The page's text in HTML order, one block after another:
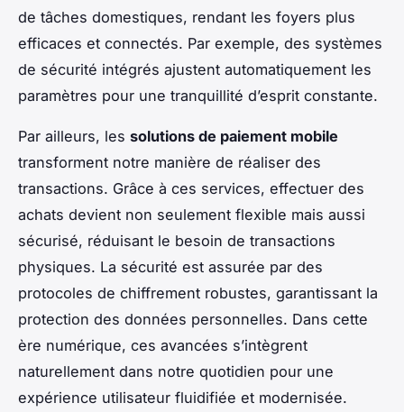
de tâches domestiques, rendant les foyers plus
efficaces et connectés. Par exemple, des systèmes
de sécurité intégrés ajustent automatiquement les
paramètres pour une tranquillité d’esprit constante.
Par ailleurs, les solutions de paiement mobile
transforment notre manière de réaliser des
transactions. Grâce à ces services, effectuer des
achats devient non seulement flexible mais aussi
sécurisé, réduisant le besoin de transactions
physiques. La sécurité est assurée par des
protocoles de chiffrement robustes, garantissant la
protection des données personnelles. Dans cette
ère numérique, ces avancées s’intègrent
naturellement dans notre quotidien pour une
expérience utilisateur fluidifiée et modernisée.